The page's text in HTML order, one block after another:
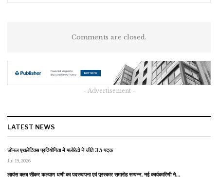
Comments are closed.
- Advertisement -
LATEST NEWS
जोनल एथलेटिक्स प्रतियोगिता में फ्लोरेटो ने जीते 35 पदक
Jul 19, 2026
लायंस क्लब सीकर कल्याण धणी का पदस्थापना एवं पुरस्कार समारोह सम्पन्न, नई कार्यकारिणी ने…